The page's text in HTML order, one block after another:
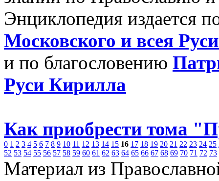
Энциклопедия издается
Московского и всея
и по благословению
Руси Кирилла
Как приобрести тома
0 1 2 3 4 5 6 7 8 9 10 11 12 13 14 15 16 17 18 19 20 21 22 23 24 25
52 53 54 55 56 57 58 59 60 61 62 63 64 65 66 67 68 69 70 71 72 73
Материал из